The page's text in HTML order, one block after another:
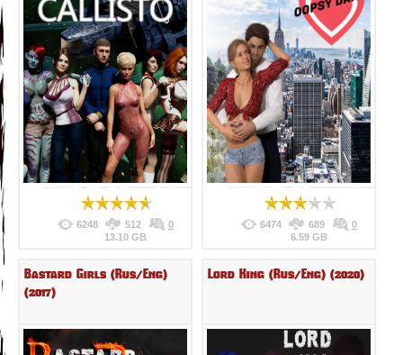
6248 512
0
13.10 GB
6474 689
0
6.59 GB
Bastard Girls (Rus/Eng)
(2017)
Lord King (Rus/Eng) (2020)